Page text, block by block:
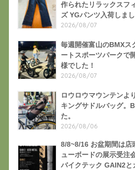
作られたリラックスフ
ズ YGパンツ入荷しまし
2026/08/07
毎週開催富山のBMXス
ートスポーツパークで
様でした！
2026/08/07
ロウロウマウンテンよ
キングサドルバッグ。
た。
2026/08/06
8/8~8/16 お盆期間は店
ューボードの展示受
バイクテック GAIN2